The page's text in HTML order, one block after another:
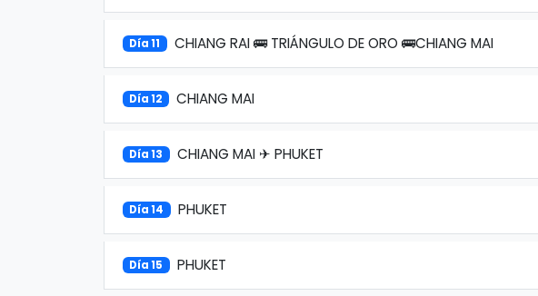
Día 11 CHIANG RAI 🚌 TRIÁNGULO DE ORO 🚌CHIANG MAI
Día 12 CHIANG MAI
Día 13 CHIANG MAI ✈ PHUKET
Día 14 PHUKET
Día 15 PHUKET